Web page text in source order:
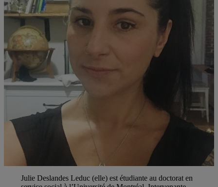
Julie Deslandes Leduc (elle) est étudiante au doctorat en